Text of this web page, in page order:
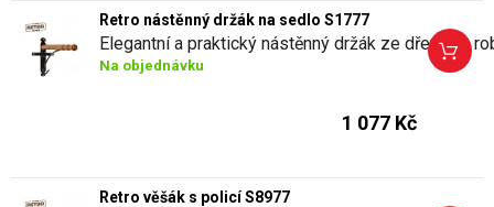
Retro nástěnný držák na sedlo S1777
Na objednávku
1 077 Kč
Retro věšák s policí S8977